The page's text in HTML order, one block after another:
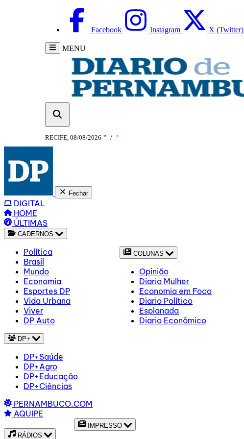
Facebook Instagram X (Twitter)
MENU
RECIFE, 08/08/2026 ° / °
Fechar
DIGITAL
HOME
ÚLTIMAS
CADERNOS
Política
Brasil
Mundo
Economia
Esportes DP
Vida Urbana
Viver
DP Auto
COLUNAS
Opinião
Diario Mulher
Economia em Foco
Diario Político
Esplanada
Diario Econômico
DP+
DP+Saúde
DP+Agro
DP+Educação
DP+Ciências
PERNAMBUCO.COM
AQUIPE
RÁDIOS
IMPRESSO